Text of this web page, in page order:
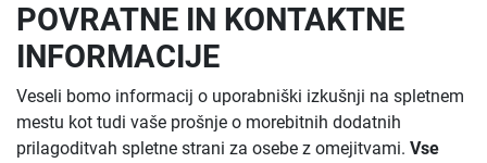
POVRATNE IN KONTAKTNE
INFORMACIJE
Veseli bomo informacij o uporabniški izkušnji na spletnem
mestu kot tudi vaše prošnje o morebitnih dodatnih
prilagoditvah spletne strani za osebe z omejitvami. Vse